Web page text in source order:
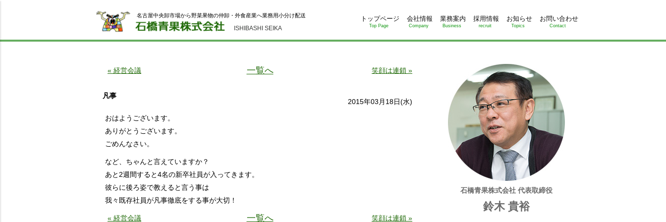
ISHIBASHI SEIKA
名古屋中央卸市場から野菜果物の仲卸・外食産業へ業務用小分け配送 トップページ
Top Page
会社情報
Company
業務案内
Business
採用情報
recruit
お知らせ
Topics
お問い合わせ
Contact
« 経営会議 一覧へ 笑顔は連鎖 »
凡事
2015年03月18日(水)
おはようございます。
ありがとうございます。
ごめんなさい。
など、ちゃんと言えていますか？
あと2週間すると4名の新卒社員が入ってきます。
彼らに後ろ姿で教えると言う事は
我々既存社員が凡事徹底をする事が大切！
« 経営会議 一覧へ 笑顔は連鎖 »
石橋青果株式会社 代表取締役
鈴木 貴裕